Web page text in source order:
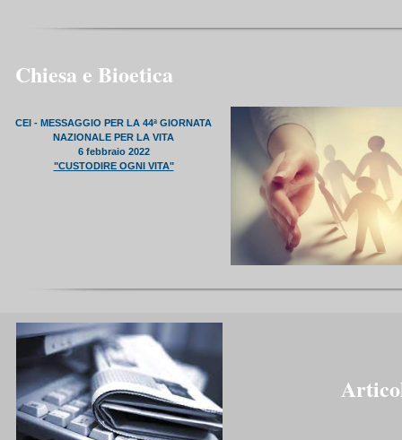
Chiesa e Bioetica
CEI - MESSAGGIO PER LA 44ª GIORNATA
NAZIONALE PER LA VITA
6 febbraio 2022
"CUSTODIRE OGNI VITA"